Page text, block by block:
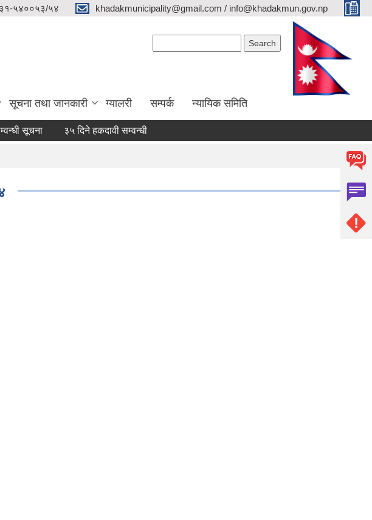
५४००५३/५४ khadakmunicipality@gmail.com / info@khadakmun.gov.np
सूचना तथा जानकारी ग्यालरी सम्पर्क न्यायिक समिति
सूचना ३५ दिने हकदावी सम्वन्धी सार्वजनिक सूचना